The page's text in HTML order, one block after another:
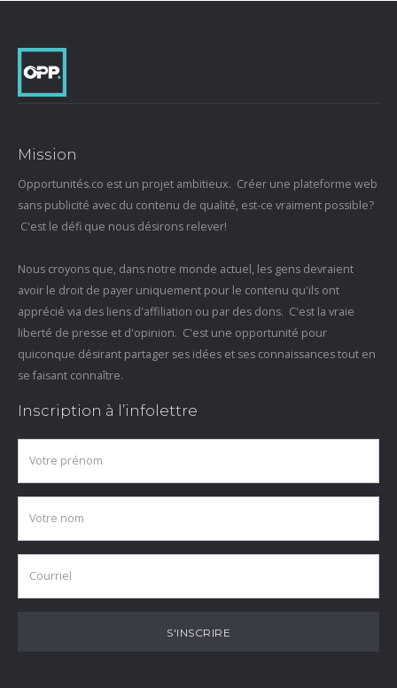
Mission
Opportunités.co est un projet ambitieux. Créer une plateforme web
sans publicité avec du contenu de qualité, est-ce vraiment possible?
C'est le défi que nous désirons relever!
Nous croyons que, dans notre monde actuel, les gens devraient
avoir le droit de payer uniquement pour le contenu qu'ils ont
apprécié via des liens d'affiliation ou par des dons. C'est la vraie
liberté de presse et d'opinion. C'est une opportunité pour
quiconque désirant partager ses idées et ses connaissances tout en
se faisant connaître.
Inscription à l’infolettre